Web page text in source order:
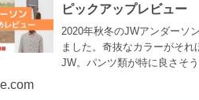
ピックアップレビュー
2020年秋冬のJWアンダーソ
ました。奇抜なカラーがそ
JW。パンツ類が特に良さそ